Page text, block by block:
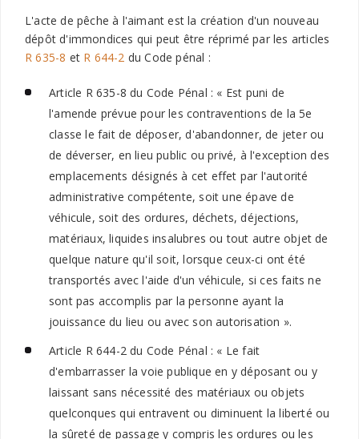
L'acte de pêche à l'aimant est la création d'un nouveau
dépôt d'immondices qui peut être réprimé par les articles
R 635-8 et R 644-2 du Code pénal :
Article R 635-8 du Code Pénal : « Est puni de
l'amende prévue pour les contraventions de la 5e
classe le fait de déposer, d'abandonner, de jeter ou
de déverser, en lieu public ou privé, à l'exception des
emplacements désignés à cet effet par l'autorité
administrative compétente, soit une épave de
véhicule, soit des ordures, déchets, déjections,
matériaux, liquides insalubres ou tout autre objet de
quelque nature qu'il soit, lorsque ceux-ci ont été
transportés avec l'aide d'un véhicule, si ces faits ne
sont pas accomplis par la personne ayant la
jouissance du lieu ou avec son autorisation ».
Article R 644-2 du Code Pénal : « Le fait
d'embarrasser la voie publique en y déposant ou y
laissant sans nécessité des matériaux ou objets
quelconques qui entravent ou diminuent la liberté ou
la sûreté de passage y compris les ordures ou les